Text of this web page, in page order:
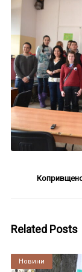
Related Posts
Култура
Новини